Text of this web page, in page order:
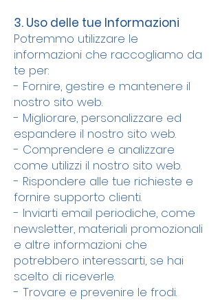
3. Uso delle tue Informazioni
Potremmo utilizzare le
informazioni che raccogliamo da
te per:
- Fornire, gestire e mantenere il
nostro sito web.
- Migliorare, personalizzare ed
espandere il nostro sito web.
- Comprendere e analizzare
come utilizzi il nostro sito web.
- Rispondere alle tue richieste e
fornire supporto clienti.
- Inviarti email periodiche, come
newsletter, materiali promozionali
e altre informazioni che
potrebbero interessarti, se hai
scelto di riceverle.
- Trovare e prevenire le frodi.